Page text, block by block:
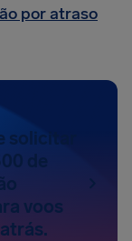
por atraso
solicitar
de
voos